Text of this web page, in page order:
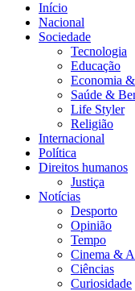
Início
Nacional
Sociedade
Tecnologia
Educação
Economia
Saúde &
Life Styler
Religião
Internacional
Política
Direitos humanos
Justiça
Notícias
Desporto
Opinião
Tempo
Cinema &
Ciências
Curiosidade